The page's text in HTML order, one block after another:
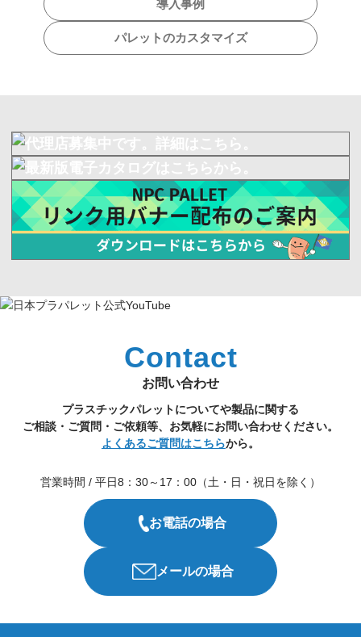
導入事例
パレットのカスタマイズ
Contact
お問い合わせ
プラスチックパレットについてや製品に関する
ご相談・ご質問・ご依頼等、お気軽にお問い合わせください。
よくあるご質問はこちらから。
営業時間 / 平日8：30～17：00（土・日・祝日を除く）
お電話の場合
メールの場合